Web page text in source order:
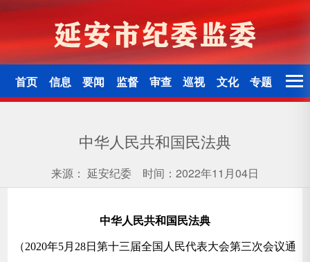
首页 信息 要闻 监督 审查 巡视 文化 专题
中华人民共和国民法典
来源： 延安纪委 时间：2022年11月04日
中华人民共和国民法典
（2020年5月28日第十三届全国人民代表大会第三次会议通